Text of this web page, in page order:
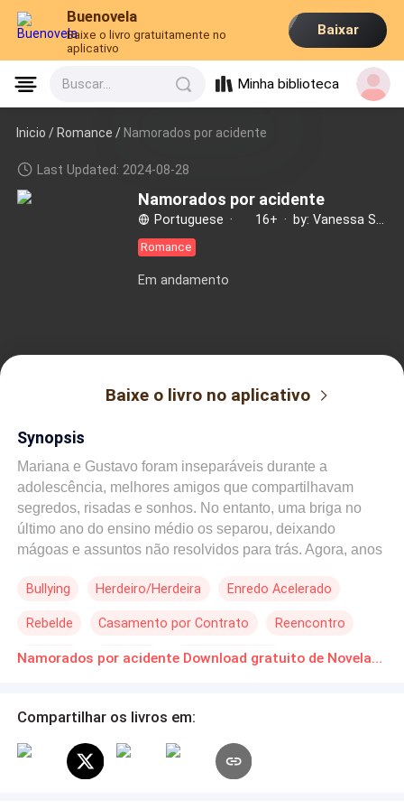
Buenovela
Baixe o livro gratuitamente no
aplicativo
Baixar
Buscar... Minha biblioteca
Inicio /Romance / Namorados por acidente
Last Updated: 2024-08-28
Namorados por acidente
Portuguese · 16+ ·
Romance
Em andamento
Baixe o livro no aplicativo
Synopsis
Mariana e Gustavo foram inseparáveis durante a
adolescência, melhores amigos que compartilhavam
segredos, risadas e sonhos. No entanto, uma briga no
último ano do ensino médio os separou, deixando
mágoas e assuntos não resolvidos para trás. Agora, anos
a vida adulta também não tem sido fácil. Mariana está
mãe, que insiste que ela precisa "se arranjar na vida".
Gustavo, por outro lado, enfrenta a pressão dos pais que
livrar das constantes investidas de seus pais, Mariana e
uma farsa para apaziguar os pais logo se complica.
Mariana e Gustavo são forçados a confrontar os
Bullying Herdeiro/Herdeira Enredo Acelerado
Rebelde Casamento por Contrato Reencontro
Campus Aventura Contemporâneo Namorados por acidente Download gratuito de Novelas Online em PDF
Compartilhar os livros em: